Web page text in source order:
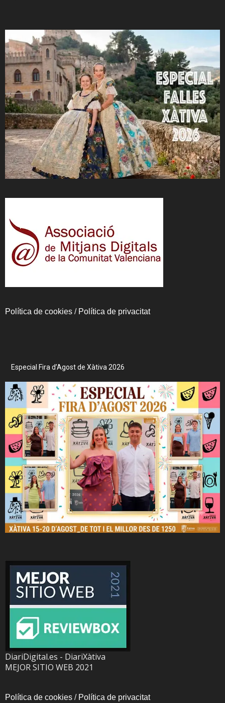
Política de cookies / Política de privacitat
Especial Fira d’Agost de Xàtiva 2026
DiariDigital.es - DiariXàtiva
MEJOR SITIO WEB 2021
Política de cookies / Política de privacitat